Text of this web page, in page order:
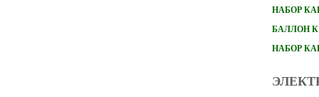
НАБОР
БАЛЛОН
НАБОР